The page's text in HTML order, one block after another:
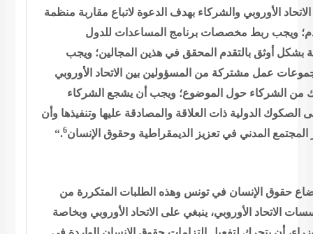
الاتحاد الأوروبي والشركاء بهدف الدعوة لاتباع مقاربة منظمة
ويجب ربط مخصصات برنامج المساعدات للدول
بشكل أوثق بالتقدم المحقق في هذين المجالين؛ ويجب
عمل مشتركة من المسؤولين بين الاتحاد الأوروبي
من الشركاء حول الموضوع؛ ويجب أن يشجع الشركاء
الصكوك الدولية ذات العلاقة والمصادقة عليها وتنفيذها وأن
المجتمع المدني في تعزيز
الديمقراطية وحقوق الإنسان “.6
حقوق الإنسان في تونس وهذه الطلبات المتكررة من
الاتحاد الأوروبي، ينبغي على الاتحاد الأوروبي وبخاصة